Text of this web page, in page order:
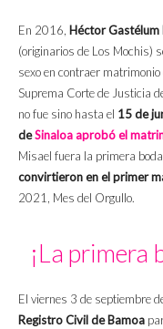
En 2016, Héctor Gastélum
(originarios de Los Mochis)
sexo en contraer matrimonio
Suprema Corte de Justicia
no fue sino hasta el 15 de
deSinaloa aprobó el
Misael fuera la primera
convirtieron en el primer
2021, Mes del Orgullo.
¡La primera
El viernes 3 de septiembre
Registro Civil de Bamoa